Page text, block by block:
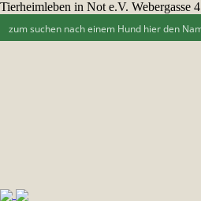
Tierheimleben in Not e.V. Webergasse